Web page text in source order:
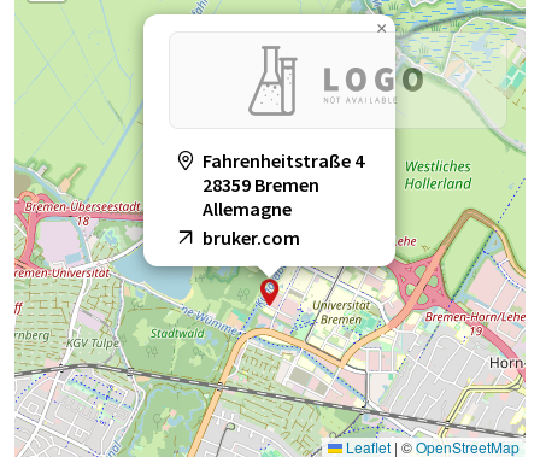
Fahrenheitstraße 4
28359 Bremen
Allemagne
bruker.com
×
Leaflet | ©OpenStreetMap